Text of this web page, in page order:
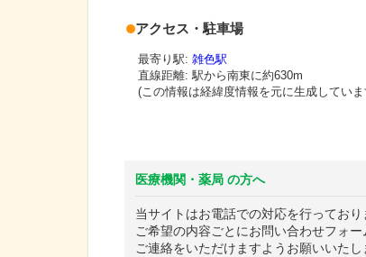
アクセス・駐車場
最寄り駅: 雑色駅
直線距離: 駅から南東に約630m
(この情報は経緯度情報を元に生成してい
医療機関・薬局 の方へ
当サイトはお電話での対応を行っており
ご希望の内容ごとにお問い合わせフォ
ご連絡をいただけますようお願いいたし